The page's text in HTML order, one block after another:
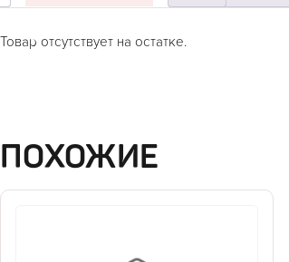
Товар отсутствует на остатке.
ПОХОЖИЕ